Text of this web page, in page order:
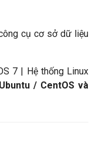
cụ cơ sở dữ liệu
7 | Hệ thống Linux
Ubuntu / CentOS và